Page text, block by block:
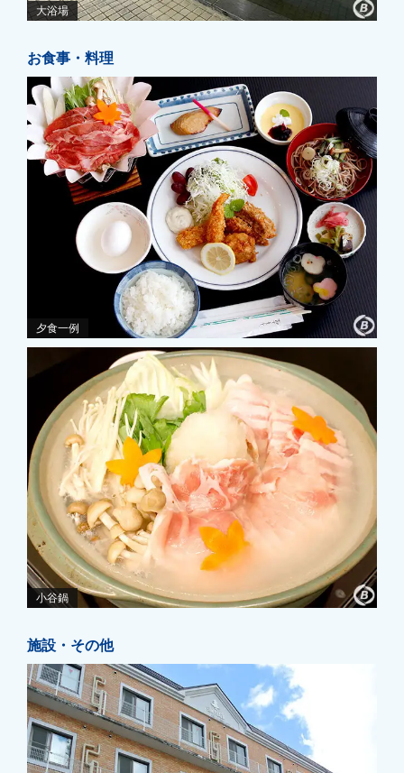
大浴場
お食事・料理
夕食一例
小谷鍋
施設・その他